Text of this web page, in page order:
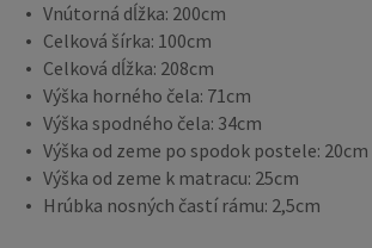
Vnútorná dĺžka: 200cm
Celková šírka: 100cm
Celková dĺžka: 208cm
Výška horného čela: 71cm
Výška spodného čela: 34cm
Výška od zeme po spodok postele: 20cm
Výška od zeme k matracu: 25cm
Hrúbka nosných častí rámu: 2,5cm